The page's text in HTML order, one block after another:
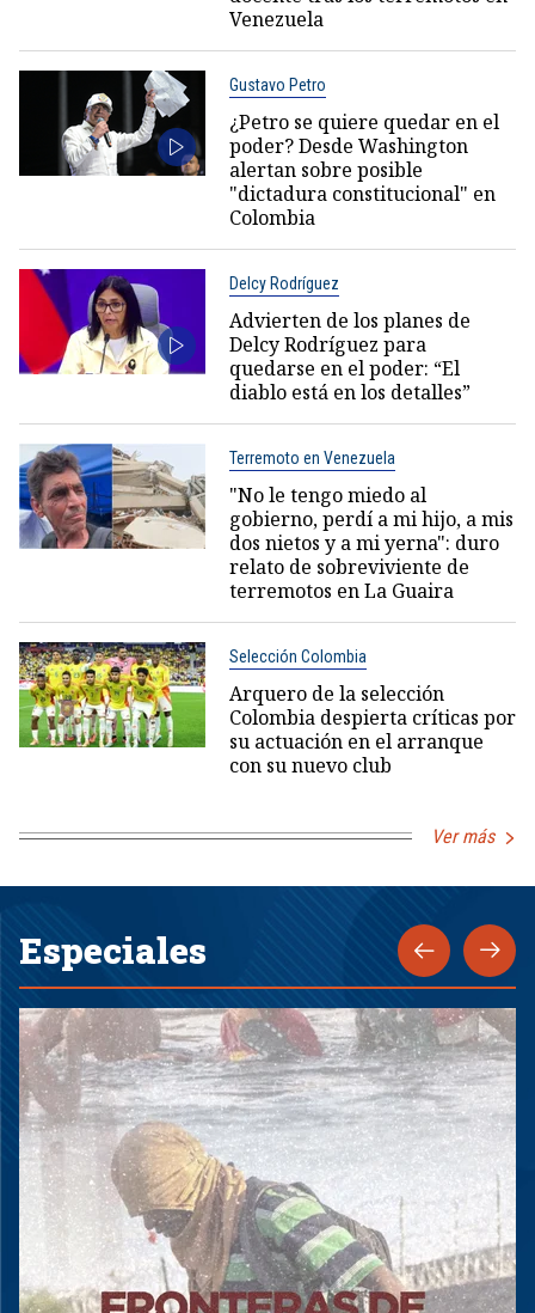
Venezuela
Gustavo Petro
¿Petro se quiere quedar en el
poder? Desde Washington
alertan sobre posible
"dictadura constitucional" en
Colombia
Delcy Rodríguez
Advierten de los planes de
Delcy Rodríguez para
quedarse en el poder: “El
diablo está en los detalles”
Terremoto en Venezuela
"No le tengo miedo al
gobierno, perdí a mi hijo, a mis
dos nietos y a mi yerna": duro
relato de sobreviviente de
terremotos en La Guaira
Selección Colombia
Arquero de la selección
Colombia despierta críticas por
su actuación en el arranque
con su nuevo club
Ver más
Especiales